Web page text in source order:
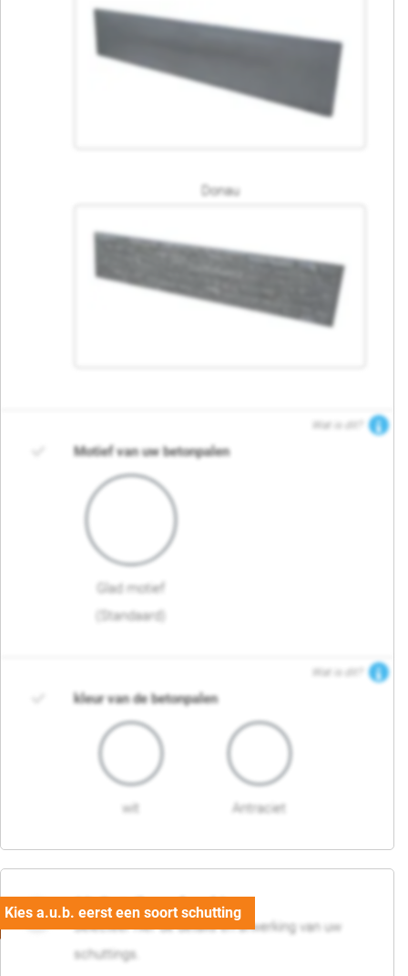
Donau
Wat is dit?
Motief van uw betonpalen
Glad motief
(Standaard)
Wat is dit?
kleur van de betonpalen
wit Antraciet
03. Detail en afwerking
Selecteer hier de details en afwerking van uw
schuttings.